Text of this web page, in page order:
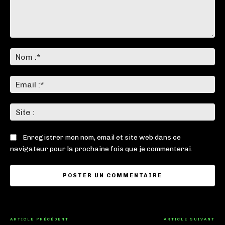
:*
:*
:
Enregistrer mon nom, email et site web dans ce
navigateur pour la prochaine fois que je commenterai.
ARTICLE PRÉCÉDENT ARTICLE SUIVANT